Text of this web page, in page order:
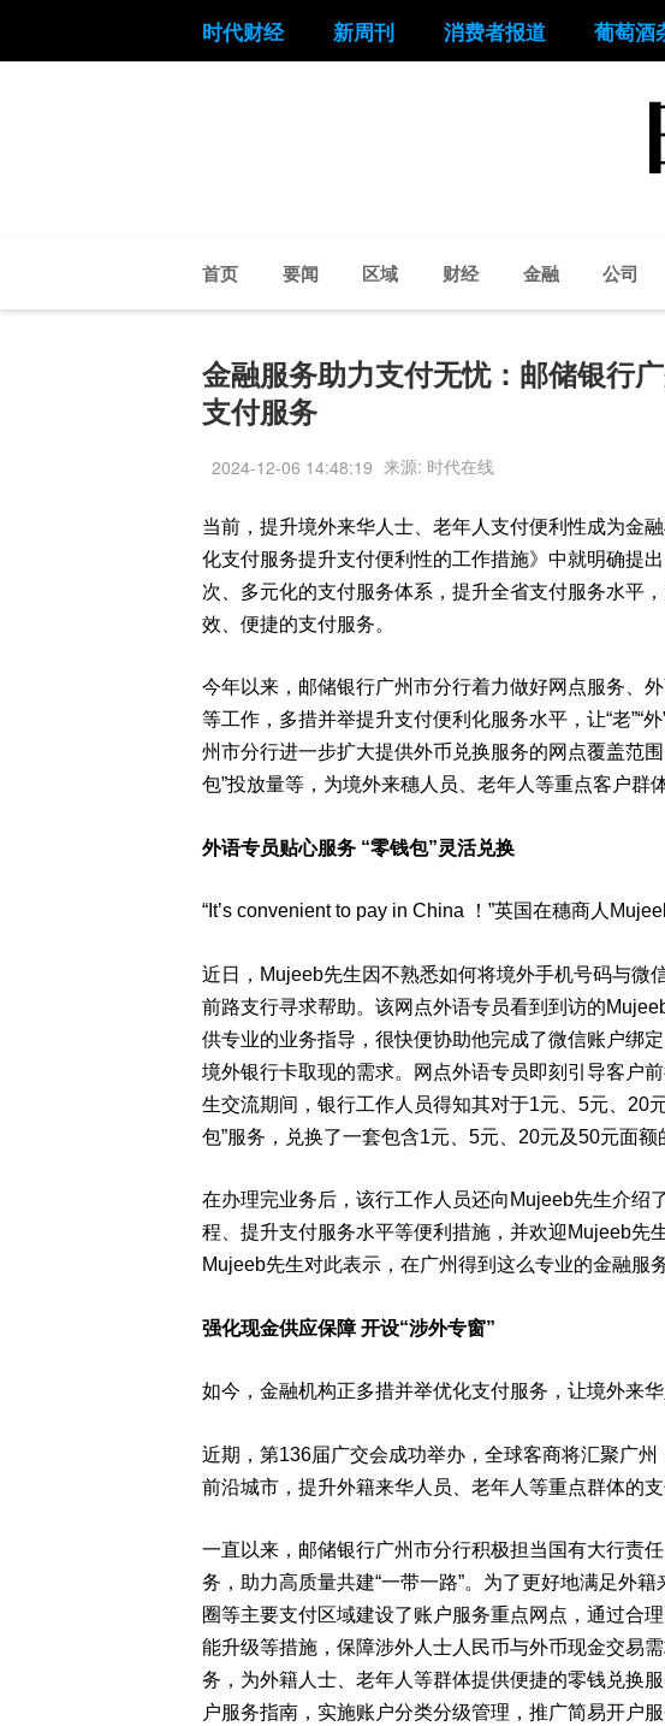
时代财经 新周刊 消费者报道 葡萄酒
首页 要闻 区域 财经 金融 公司
金融服务助力支付无忧：邮储银行
支付服务
2024-12-06 14:48:19 来源: 时代在线
当前，提升境外来华人士、老年人支付便利性成为金
化支付服务提升支付便利性的工作措施》中就明确提
次、多元化的支付服务体系，提升全省支付服务水平
效、便捷的支付服务。
今年以来，邮储银行广州市分行着力做好网点服务、
等工作，多措并举提升支付便利化服务水平，让“老”“
州市分行进一步扩大提供外币兑换服务的网点覆盖范
包”投放量等，为境外来穗人员、老年人等重点客户群
外语专员贴心服务 “零钱包”灵活兑换
“It’s convenient to pay in China ！”英国在穗商人
近日，Mujeeb先生因不熟悉如何将境外手机号码与微
前路支行寻求帮助。该网点外语专员看到到访的
供专业的业务指导，很快便协助他完成了微信账户绑
境外银行卡取现的需求。网点外语专员即刻引导客户
生交流期间，银行工作人员得知其对于1元、5元、20
包”服务，兑换了一套包含1元、5元、20元及50元面额
在办理完业务后，该行工作人员还向Mujeeb先生介绍
程、提升支付服务水平等便利措施，并欢迎Mujeeb先
Mujeeb先生对此表示，在广州得到这么专业的金融服
强化现金供应保障 开设“涉外专窗”
如今，金融机构正多措并举优化支付服务，让境外来
近期，第136届广交会成功举办，全球客商将汇聚广
前沿城市，提升外籍来华人员、老年人等重点群体的
一直以来，邮储银行广州市分行积极担当国有大行责
务，助力高质量共建“一带一路”。为了更好地满足外
圈等主要支付区域建设了账户服务重点网点，通过合
能升级等措施，保障涉外人士人民币与外币现金交易
务，为外籍人士、老年人等群体提供便捷的零钱兑换
户服务指南，实施账户分类分级管理，推广简易开户